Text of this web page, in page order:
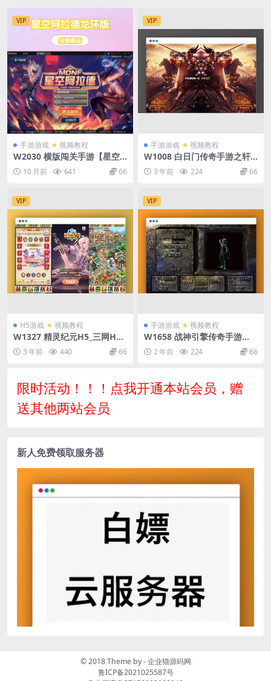
VIP
手游游戏 视频教程
W2030 横版闯关手游【星空
阿拉德龙环版】最新整理Linu
x手工服务端+运营后台+GM授
权后台
10 月前 641 66
VIP
手游游戏 视频教程
W1008 白日门传奇手游之轩
辕传奇/骑战世界_经典PK类角
色扮演动作手游_Win服务端源
码_视频架设教程_更新坐骑_元
神_魂环_GM总后台
3 年前 224 66
VIP
H5游戏 视频教程
W1327 精灵纪元H5_三网H5
换皮挂机网页精灵纪元H5版本
_VM镜像单机一键端+Linux学
3 年前 440 66
VIP
手游游戏 视频教程
W1658 战神引擎传奇手游
【飞仙传奇】最新整理单机一
键即玩镜像端+WIN系复古服
2 年前 224 66
限时活动！！！点我开通本站会员，赠
送其他两站会员
新人免费领取服务器
© 2018 Theme by -企业猫源码网
鲁ICP备2021025587号